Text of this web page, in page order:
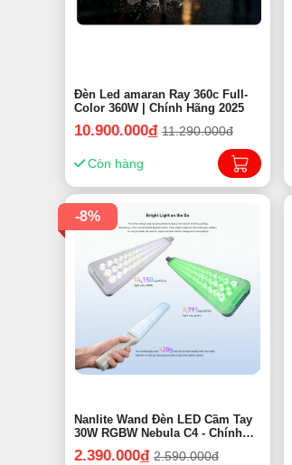
Đèn Led amaran Ray 360c Full-
Color 360W | Chính Hãng 2025
10.900.000đ 11.290.000đ
Còn hàng
-8%
Nanlite Wand Đèn LED Cầm Tay
30W RGBW Nebula C4 - Chính
hãng
2.390.000đ 2.590.000đ